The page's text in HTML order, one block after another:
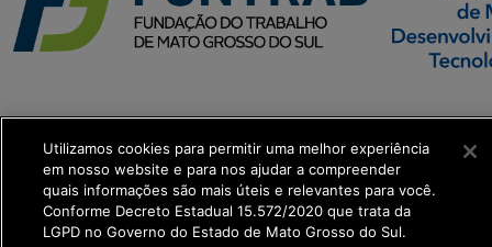
Executiva de
Transformação Digital
get_footer();
Utilizamos cookies para permitir uma melhor experiência
em nosso website e para nos ajudar a compreender
quais informações são mais úteis e relevantes para você.
Conforme Decreto Estadual 15.572/2020 que trata da
LGPD no Governo do Estado de Mato Grosso do Sul.